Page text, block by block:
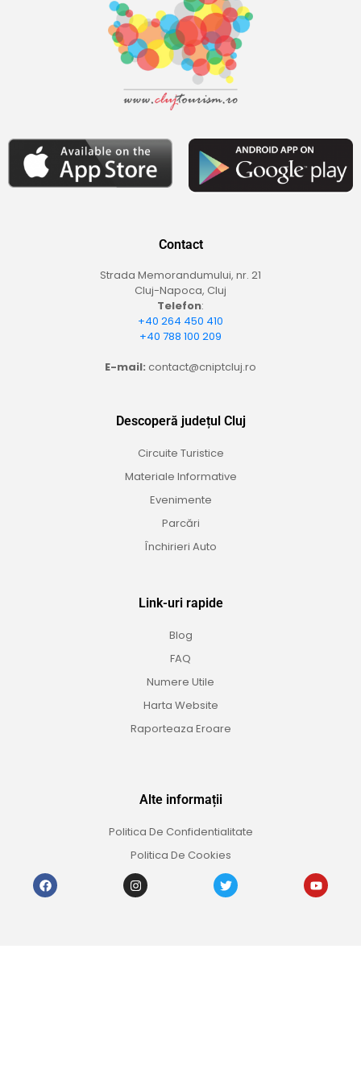
Contact
Strada Memorandumului, nr. 21
Cluj-Napoca, Cluj
Telefon:
+40 264 450 410
+40 788 100 209
E-mail: contact@cniptcluj.ro
Descoperă județul Cluj
Circuite Turistice
Materiale Informative
Evenimente
Parcări
Închirieri Auto
Link-uri rapide
Blog
FAQ
Numere Utile
Harta Website
Raporteaza Eroare
Alte informații
Politica De Confidentialitate
Politica De Cookies